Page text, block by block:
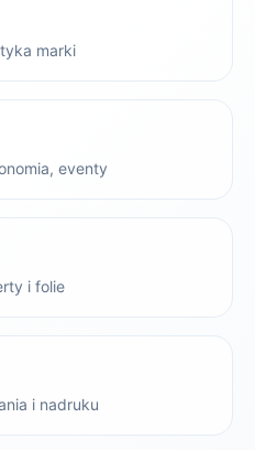
marki
eventy
i folie
i nadruku